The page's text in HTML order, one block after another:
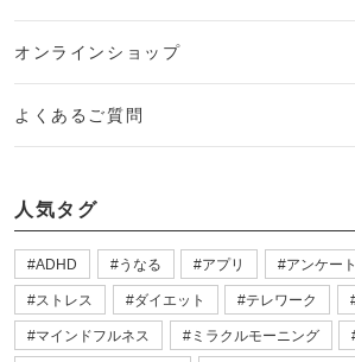
オンラインショップ
よくあるご質問
人気タグ
ADHD うなる アプリ アンケート
ストレス ダイエット テレワーク
マインドフルネス ミラクルモーニング